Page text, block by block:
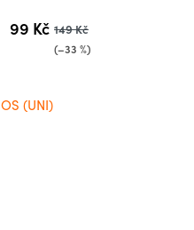
99 Kč 149 Kč
(–33 %)
OS (UNI)